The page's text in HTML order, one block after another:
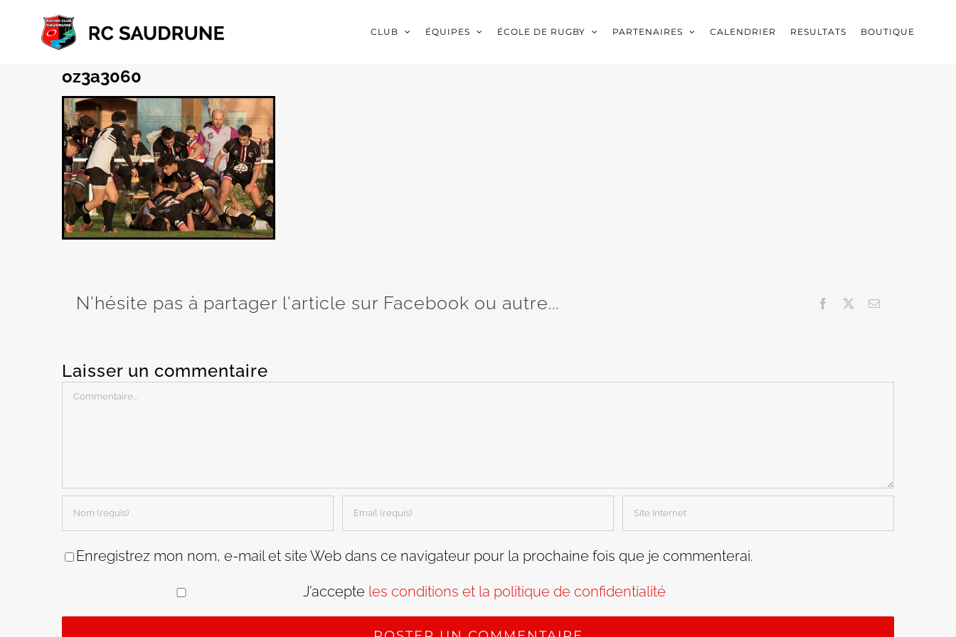
contenu
CLUB ÉQUIPES ÉCOLE DE RUGBY PARTENAIRES CALENDRIER RESULTATS BOUTIQUE
oz3a3060
N'hésite pas à partager l'article sur Facebook ou autre... Facebook Email
Laisser un commentaire
Commentaire
Enregistrez mon nom, e-mail et site Web dans ce navigateur pour la prochaine fois que je commenterai.
J’accepte les conditions et la politique de confidentialité